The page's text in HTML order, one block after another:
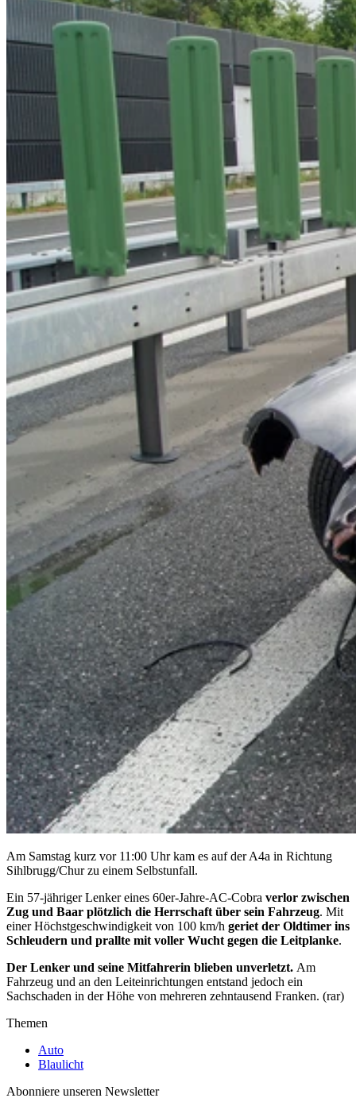
Am Samstag kurz vor 11:00 Uhr kam es auf der A4a in Richtung
Sihlbrugg/Chur zu einem Selbstunfall.
Ein 57-jähriger Lenker eines 60er-Jahre-AC-Cobra verlor zwischen
Zug und Baar plötzlich die Herrschaft über sein Fahrzeug. Mit
einer Höchstgeschwindigkeit von 100 km/h geriet der Oldtimer ins
Schleudern und prallte mit voller Wucht gegen die Leitplanke.
Der Lenker und seine Mitfahrerin blieben unverletzt. Am
Fahrzeug und an den Leiteinrichtungen entstand jedoch ein
Sachschaden in der Höhe von mehreren zehntausend Franken. (rar)
Themen
Auto
Blaulicht
Abonniere unseren Newsletter